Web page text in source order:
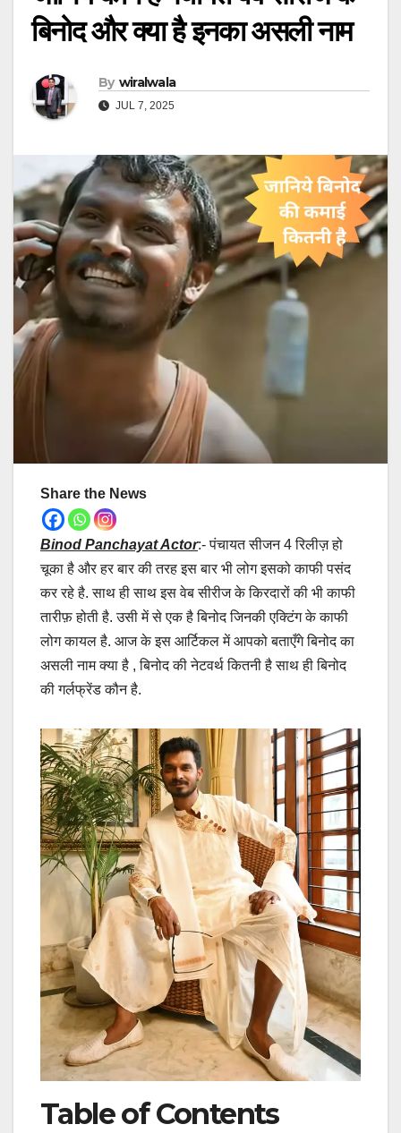
बिनोद और क्या है इनका असली नाम
By wiralwala
JUL 7, 2025
Share the News
Binod Panchayat Actor:- पंचायत सीजन 4 रिलीज़ हो
चूका है और हर बार की तरह इस बार भी लोग इसको काफी पसंद
कर रहे है. साथ ही साथ इस वेब सीरीज के किरदारों की भी काफी
तारीफ़ होती है. उसी में से एक है बिनोद जिनकी एक्टिंग के काफी
लोग कायल है. आज के इस आर्टिकल में आपको बताएँगे बिनोद का
असली नाम क्या है , बिनोद की नेटवर्थ कितनी है साथ ही बिनोद
की गर्लफ्रेंड कौन है.
Table of Contents